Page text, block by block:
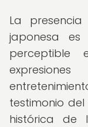
La
japonesa es
testimonio
histórica de